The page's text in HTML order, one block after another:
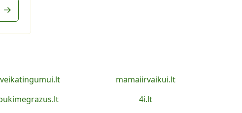
mamaiirvaikui.lt
4i.lt